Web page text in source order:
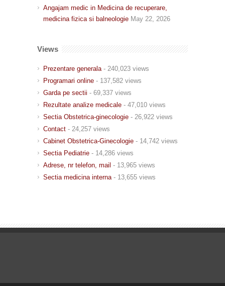
Angajam medic in Medicina de recuperare,
medicina fizica si balneologie May 22, 2026
Views
Prezentare generala - 240,023 views
Programari online - 137,582 views
Garda pe sectii - 69,337 views
Rezultate analize medicale - 47,010 views
Sectia Obstetrica-ginecologie - 26,922 views
Contact - 24,257 views
Cabinet Obstetrica-Ginecologie - 14,742 views
Sectia Pediatrie - 14,286 views
Adrese, nr telefon, mail - 13,965 views
Sectia medicina interna - 13,655 views